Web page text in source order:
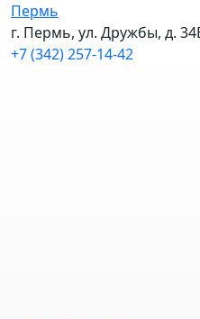
Пермь
г. Пермь, ул. Дружбы, д.
+7 (342) 257-14-42